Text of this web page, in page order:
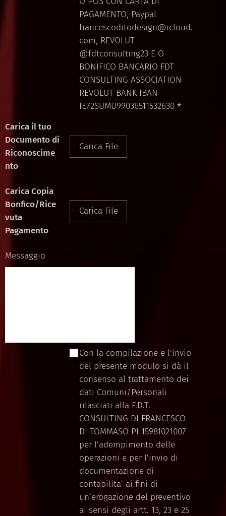
PAGAMENTO, Paypal
francescoditodesign@icloud.
com, REVOLUT
@fdtconsulting23 E O
BONIFICO BANCARIO FDT
CONSULTING ASSOCIATION
REVOLUT BANK IBAN
IE72SUMU99036511532630
Carica il tuo
Documento di
Riconoscime
nto
Carica File
Carica Copia
Bonfico/Rice
vuta
Pagamento
Carica File
Messaggio
Con la compilazione e l'invio
del presente modulo si dà il
consenso al trattamento dei
dati Comuni/Personali
rilasciati alla F.D.T.
CONSULTING DI FRANCESCO
DI TOMMASO PI 15981021007
per l'adempimento delle
operazioni e per l'invio di
documentazione di
contabilita’ ai fini di
un’erogazione del preventivo
ai sensi degli artt. 13, 23 e 25